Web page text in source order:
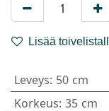
Lisää
Leveys: 50 cm
Korkeus: 35 cm